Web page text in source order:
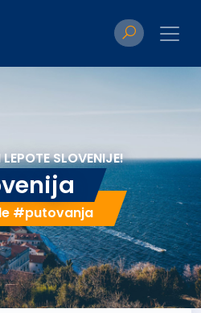
SLOVENIJE!
#putovanja